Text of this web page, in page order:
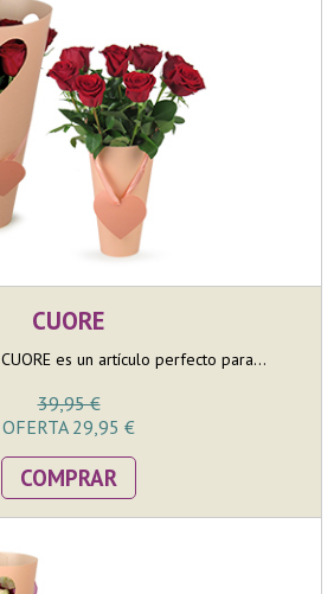
CUORE
es un artículo perfecto para...
39,95 €
OFERTA 29,95 €
COMPRAR